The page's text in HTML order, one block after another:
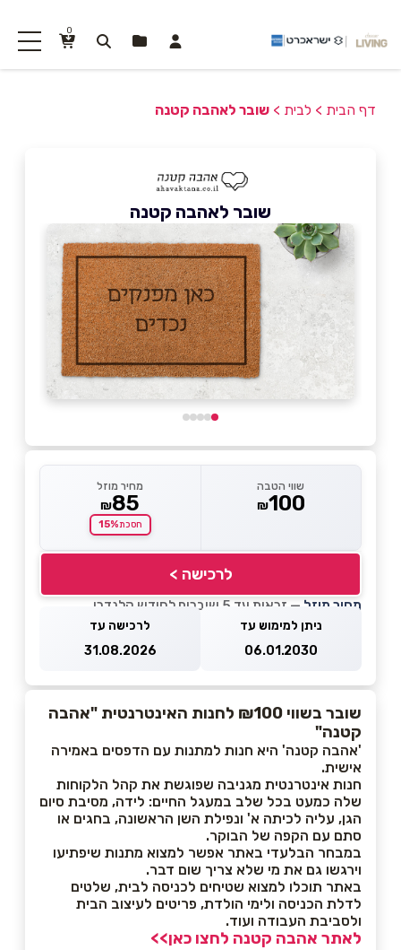
0
דף הבית > לבית > שובר לאהבה קטנה
שובר לאהבה קטנה
שווי הטבה
₪100
מחיר מוזל
₪85
חסכת15%
לרכישה >
מחיר מוזל — זכאות עד 5 שוברים לחודש קלנדרי
ניתן למימוש עד
06.01.2030
לרכישה עד
31.08.2026
שובר בשווי ₪100 לחנות האינטרנטית "אהבה
קטנה"
'אהבה קטנה' היא חנות למתנות עם הדפסים באמירה
אישית.
חנות אינטרנטית מגניבה שפוגשת את קהל הלקוחות
שלה כמעט בכל שלב במעגל החיים: לידה, מסיבת סיום
הגן, עליה לכיתה א' ונפילת השן הראשונה, בחגים או
סתם עם הקפה של הבוקר.
במבחר הבלעדי באתר אפשר למצוא מתנות שיפתיעו
וירגשו גם את מי שלא צריך שום דבר.
באתר תוכלו למצוא שטיחים לכניסה לבית, שלטים
לדלת הכניסה ולימי הולדת, פריטים לעיצוב הבית
ולסביבת העבודה ועוד.
לאתר אהבה קטנה לחצו כאן>>